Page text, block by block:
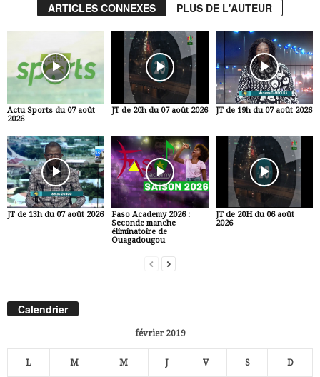
ARTICLES CONNEXES PLUS DE L'AUTEUR
Actu Sports du 07 août
2026
JT de 20h du 07 août 2026 JT de 19h du 07 août 2026
JT de 13h du 07 août 2026
Faso Academy 2026 :
Seconde manche
éliminatoire de
Ouagadougou
JT de 20H du 06 août
2026
Calendrier
février 2019
L M M J V S D